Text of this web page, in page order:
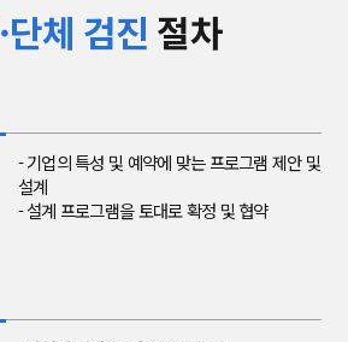
단체 검진 절차
- 기업의 특성 및 예약에 맞는 프로그램 제안 및
설계
- 설계 프로그램을 토대로 확정 및 협약